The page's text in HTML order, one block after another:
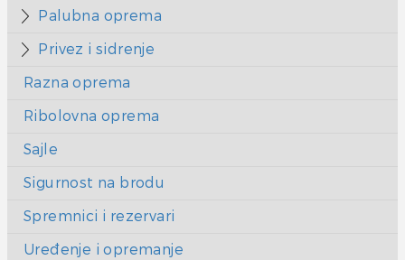
Palubna oprema
Privez i sidrenje
Razna oprema
Ribolovna oprema
Sajle
Sigurnost na brodu
Spremnici i rezervari
Uređenje i opremanje